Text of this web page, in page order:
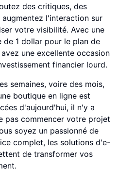
des critiques, des
l'interaction sur
votre visibilité. Avec une
de 1 dollar pour le plan de
une excellente occasion
financier lourd.
semaines, voire des mois,
boutique en ligne est
d'aujourd'hui, il n'y a
pas commencer votre projet
soyez un passionné de
complet, les solutions d'e-
de transformer vos